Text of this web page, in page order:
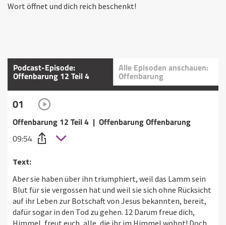
Wort öffnet und dich reich beschenkt!
Podcast-Episode:
Offenbarung 12 Teil 4
Alle Episoden anschauen:
Offenbarung
01
Offenbarung 12 Teil 4 | Offenbarung Offenbarung
09:54
Text:
Aber sie haben über ihn triumphiert, weil das Lamm sein
Blut für sie vergossen hat und weil sie sich ohne Rücksicht
auf ihr Leben zur Botschaft von Jesus bekannten, bereit,
dafür sogar in den Tod zu gehen. 12 Darum freue dich,
Himmel, freut euch, alle, die ihr im Himmel wohnt! Doch